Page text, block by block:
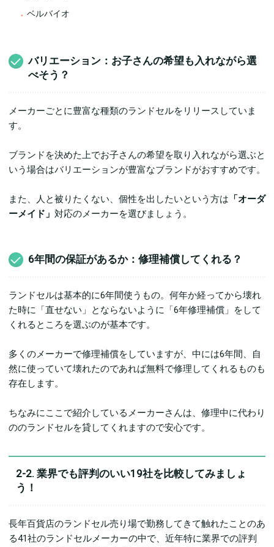
ベルバイオ
バリエーション：お子さんの希望も入れながら選
べそう？
メーカーごとに豊富な種類のランドセルをリリースしていま
す。
ブランドを決めた上でお子さんの希望を取り入れながら選ぶと
いう場合はバリエーションが豊富なブランドがおすすめです。
また、人と被りたくない、個性を出したいという方は 「オーダ
ーメイド」 対応のメーカーを選びましょう。
6年間の保証があるか：修理補償してくれる？
ランドセルは基本的に6年間使うもの。何年か経ってから壊れ
た時に「直せない」とならないように「6年修理補償」をして
くれるところを選ぶのが基本です。
多くのメーカーで修理補償をしていますが、中には6年間、自
然に使っていて壊れたのであれば無料で修理してくれるものも
存在します。
ちなみにここで紹介しているメーカーさんは、修理中に代わり
ののランドセルを貸してくれますので安心です。
2-2. 業界でも評判のいい19社を比較してみましょ
う！
長年百貨店のランドセル売り場で勤務してきて触れたことのあ
る41社のランドセルメーカーの中で、近年特に業界での評判